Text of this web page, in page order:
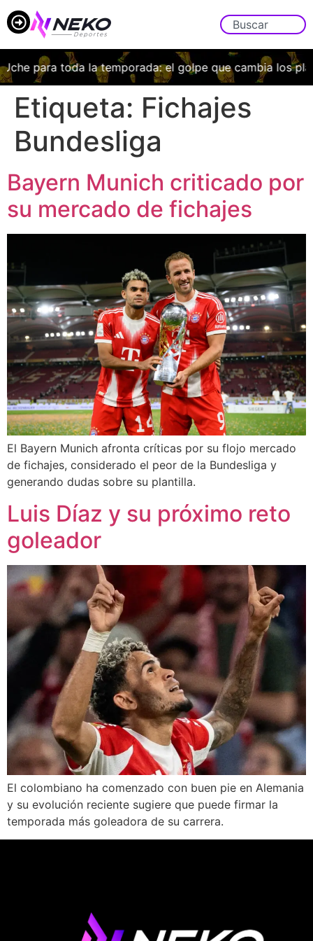
para toda la temporada: el golpe que cambia los
Etiqueta: Fichajes
Bundesliga
Bayern Munich criticado por
su mercado de fichajes
El Bayern Munich afronta críticas por su flojo mercado
de fichajes, considerado el peor de la Bundesliga y
generando dudas sobre su plantilla.
Luis Díaz y su próximo reto
goleador
El colombiano ha comenzado con buen pie en Alemania
y su evolución reciente sugiere que puede firmar la
temporada más goleadora de su carrera.